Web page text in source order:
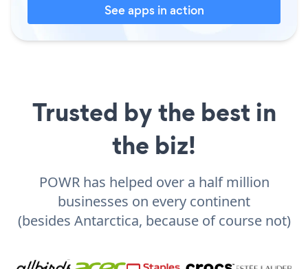
See apps in action
Trusted by the best in
the biz!
POWR has helped over a half million
businesses on every continent
(besides Antarctica, because of course not)